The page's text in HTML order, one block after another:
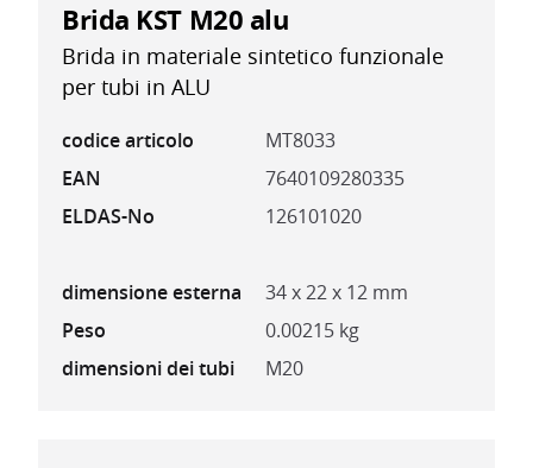
Brida KST M20 alu
Brida in materiale sintetico funzionale
per tubi in ALU
codice articolo
MT8033
EAN
7640109280335
ELDAS-No
126101020
dimensione esterna
34 x 22 x 12 mm
Peso
0.00215 kg
dimensioni dei tubi
M20